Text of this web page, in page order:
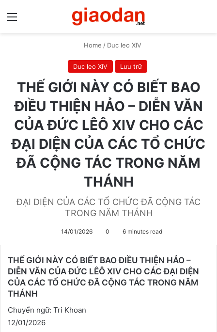
Home / Duc leo XIV
Duc leo XIV Lưu trữ
THẾ GIỚI NÀY CÓ BIẾT BAO
ĐIỀU THIỆN HẢO – DIỄN VĂN
CỦA ĐỨC LÊÔ XIV CHO CÁC
ĐẠI DIỆN CỦA CÁC TỔ CHỨC
ĐÃ CỘNG TÁC TRONG NĂM
THÁNH
ĐẠI DIỆN CỦA CÁC TỔ CHỨC ĐÃ CỘNG TÁC
TRONG NĂM THÁNH
14/01/2026 0 6 minutes read
THẾ GIỚI NÀY CÓ BIẾT BAO ĐIỀU THIỆN HẢO –
DIỄN VĂN CỦA ĐỨC LÊÔ XIV CHO CÁC ĐẠI DIỆN
CỦA CÁC TỔ CHỨC ĐÃ CỘNG TÁC TRONG NĂM
THÁNH
Chuyển ngữ: Tri Khoan
12/01/2026